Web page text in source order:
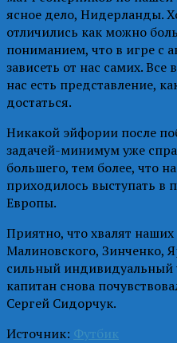
ясное дело, Нидерланды.
отличились как можно
пониманием, что в игре с
зависеть от нас самих.
нас есть представление,
достаться.
Никакой эйфории после
задачей-минимум уже
большего, тем более, что
приходилось выступать в
Европы.
Приятно, что хвалят
Малиновского, Зинченко,
сильный индивидуальный
капитан снова
Сергей Сидорчук.
Источник: Футбик